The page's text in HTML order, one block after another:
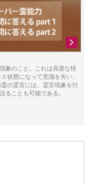
象のこと。これは高度な悟
状態になって意識を失い、
の霊言には、霊言現象を行
ることも可能である。